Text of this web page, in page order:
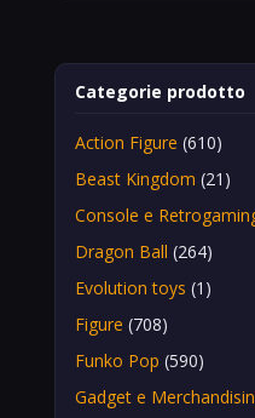
Categorie prodotto
Action Figure (610)
Beast Kingdom (21)
Console e
Dragon Ball (264)
Evolution toys (1)
Figure (708)
Funko Pop (590)
Gadget e